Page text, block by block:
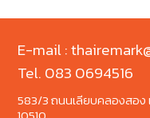
E-mail :
Tel. 083 0694516
583/3 ถนนเลียบคลองสอง